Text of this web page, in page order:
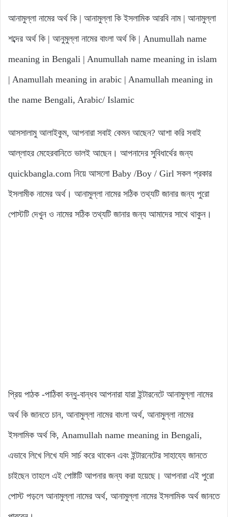
আনামুল্লা নামের অর্থ কি | আনামুল্লা কি ইসলামিক আরবি নাম | আনামুল্লা
শব্দের অর্থ কি | আনুমুল্লা নামের বাংলা অর্থ কি | Anumullah name
meaning in Bengali | Anumullah name meaning in islam
| Anamullah meaning in arabic | Anamullah meaning in
the name Bengali, Arabic/ Islamic
আসসালামু আলাইকুম, আপনারা সবাই কেমন আছেন? আশা করি সবাই
আল্লাহর মেহেরবানিতে ভালই আছেন। আপনাদের সুবিধার্থের জন্য
quickbangla.com নিয়ে আসলো Baby /Boy / Girl সকল প্রকার
ইসলামীক নামের অর্থ। আনামুল্লা নামের সঠিক তথ্যটি জানার জন্য পুরো
পোস্টটি দেখুন ও নামের সঠিক তথ্যটি জানার জন্য আমাদের সাথে থাকুন।
প্রিয় পাঠক -পাঠিকা বন্ধু-বান্ধব আপনারা যারা ইন্টারনেটে আনামুল্লা নামের
অর্থ কি জানতে চান, আনামুল্লা নামের বাংলা অর্থ, আনামুল্লা নামের
ইসলামিক অর্থ কি, Anamullah name meaning in Bengali,
এভাবে লিখে লিখে যদি সার্চ করে থাকেন এবং ইন্টারনেটের সাহায্যে জানতে
চাইছেন তাহলে এই পোষ্টটি আপনার জন্য করা হয়েছে। আপনারা এই পুরো
পোস্ট পড়লে আনামুল্লা নামের অর্থ, আনামুল্লা নামের ইসলামিক অর্থ জানতে